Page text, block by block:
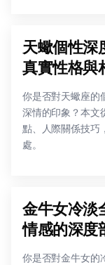
天蠍個性深
真實性格與
你是否對天蠍座的
深情的印象？本文
點、人際關係技巧
處。
金牛女冷淡
情感的深度
你是否對金牛女的